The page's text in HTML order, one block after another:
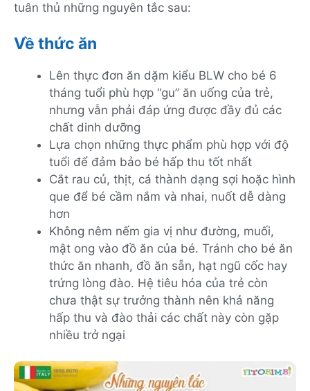
tuân thủ những nguyên tắc sau:
Về thức ăn
Lên thực đơn ăn dặm kiểu BLW cho bé 6
tháng tuổi phù hợp “gu” ăn uống của trẻ,
nhưng vẫn phải đáp ứng được đầy đủ các
chất dinh dưỡng
Lựa chọn những thực phẩm phù hợp với độ
tuổi để đảm bảo bé hấp thu tốt nhất
Cắt rau củ, thịt, cá thành dạng sợi hoặc hình
que để bé cầm nắm và nhai, nuốt dễ dàng
hơn
Không nêm nếm gia vị như đường, muối,
mật ong vào đồ ăn của bé. Tránh cho bé ăn
thức ăn nhanh, đồ ăn sẵn, hạt ngũ cốc hay
trứng lòng đào. Hệ tiêu hóa của trẻ còn
chưa thật sự trưởng thành nên khả năng
hấp thu và đào thải các chất này còn gặp
nhiều trở ngại